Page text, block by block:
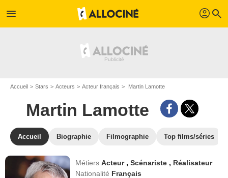
menu profil search
Accueil Stars Acteurs Acteur français Martin Lamotte
Martin Lamotte
Accueil Biographie Filmographie Top films/séries
MétiersActeur ,Scénariste , Réalisateur
Nationalité Français